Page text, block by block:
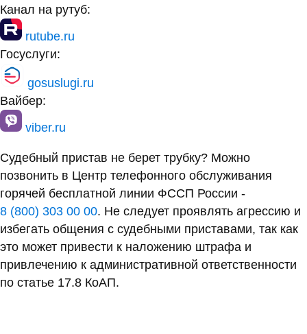
Канал на рутуб:
rutube.ru
Госуслуги:
gosuslugi.ru
Вайбер:
viber.ru
Судебный пристав не берет трубку? Можно
позвонить в Центр телефонного обслуживания
горячей бесплатной линии ФССП России -
8 (800) 303 00 00. Не следует проявлять агрессию и
избегать общения с судебными приставами, так как
это может привести к наложению штрафа и
привлечению к административной ответственности
по статье 17.8 КоАП.